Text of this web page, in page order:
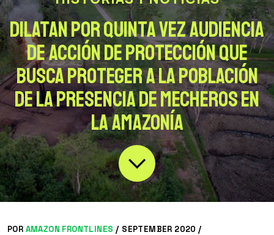
Dilatan por quinta vez audiencia
de acción de protección que
busca proteger a la población
de la presencia de mecheros en
la Amazonía
POR AMAZON FRONTLINES / SEPTEMBER 2020 /